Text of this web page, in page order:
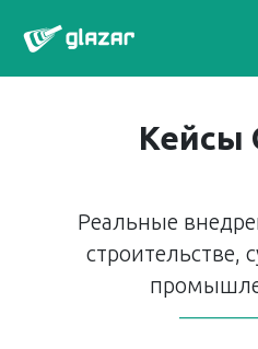
Кейсы
Реальные
строительстве,